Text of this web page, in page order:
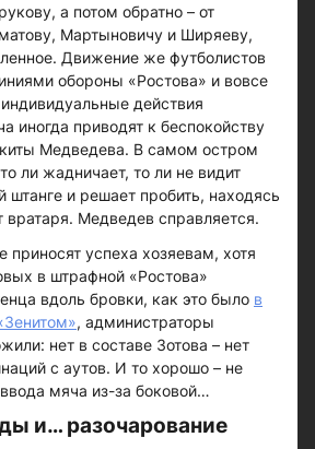
а потом обратно – от
Мартыновичу и Ширяеву,
Движение же футболистов
обороны «Ростова» и вовсе
действия
иногда приводят к беспокойству
Медведева. В самом остром
ли жадничает, то ли не видит
штанге и решает пробить, находясь
вратаря. Медведев справляется.
приносят успеха хозяевам, хотя
в штрафной «Ростова»
вдоль бровки, как это было в
, администраторы
нет в составе Зотова – нет
с аутов. И то хорошо – не
мяча из-за боковой…
и… разочарование